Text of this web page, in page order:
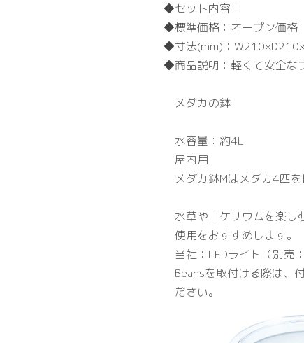
セット内容：
標準価格： オープン価格
寸法(mm)：
商品説明： 軽くて安全な
メダカの鉢
水容量：約4L
屋内用
メダカ鉢Mはメダカ4匹を
水草やコケリウムを楽し
使用をおすすめします。
当社：LEDライト（別売
Beansを取付ける際は、
ださい。